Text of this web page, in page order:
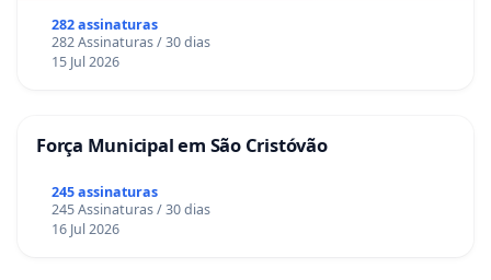
282 assinaturas
282 Assinaturas / 30 dias
15 Jul 2026
Força Municipal em São Cristóvão
245 assinaturas
245 Assinaturas / 30 dias
16 Jul 2026